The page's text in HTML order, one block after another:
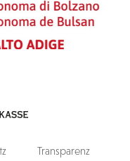
Transparenz